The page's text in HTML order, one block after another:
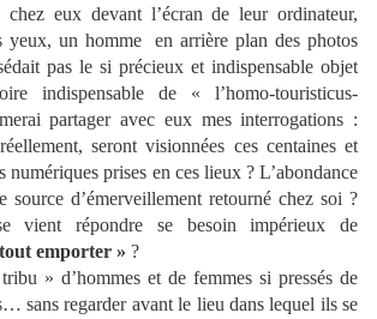
eux devant l’écran de leur ordinateur,
yeux, un homme
en arrière plan des photos
pas le si précieux et indispensable objet
indispensable de « l’homo-touristicus-
partager avec eux mes interrogations :
seront visionnées ces centaines et
numériques prises en ces lieux ? L’abondance
source d’émerveillement retourné chez soi ?
vient répondre se besoin impérieux de
emporter » ?
» d’hommes et de femmes si pressés de
sans regarder avant le lieu dans lequel ils se